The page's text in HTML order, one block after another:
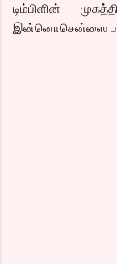
டிம்பிளின்
இன்னொசென்ஸை